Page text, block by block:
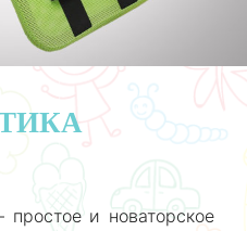
и новаторское